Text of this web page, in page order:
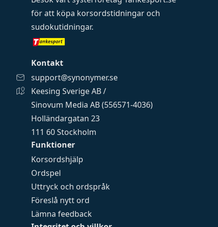
Funktioner
Korsordshjälp
Ordspel
Uttryck och ordspråk
Föreslå nytt ord
Lämna feedback
för att köpa korsordstidningar och
sudokutidningar.
Kontakt
support@synonymer.se
Keesing Sverige AB /
Sinovum Media AB (556571-4036)
Holländargatan 23
111 60 Stockholm